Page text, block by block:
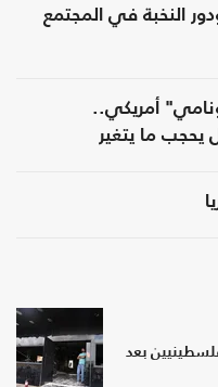
النخبة في المجتمع
أمريكي..
يحجب ما يتغير
بعد